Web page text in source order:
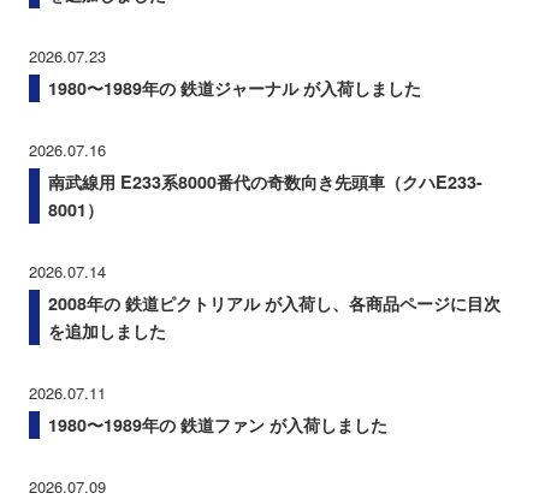
2026.07.23
1980〜1989年の 鉄道ジャーナル が入荷しました
2026.07.16
南武線用 E233系8000番代の奇数向き先頭車（クハE233-
8001）
2026.07.14
2008年の 鉄道ピクトリアル が入荷し、各商品ページに目次
を追加しました
2026.07.11
1980〜1989年の 鉄道ファン が入荷しました
2026.07.09